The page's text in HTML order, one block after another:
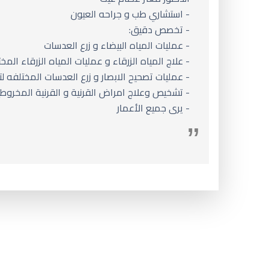
- استشاري طب و جراحه العيون
- تخصص دقيق:
- عمليات المياه البيضاء و زرع العدسات
- علاج المياه الزرقاء و عمليات المياه الزرقاء
- عمليات تصحيح الابصار و زرع العدسات المختلفه
- تشخيص وعلاج امراض القرنية و القرنية
- يرى جميع الأعمار